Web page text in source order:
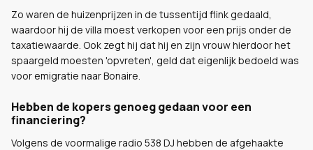
Zo waren de huizenprijzen in de tussentijd flink gedaald,
waardoor hij de villa moest verkopen voor een prijs onder de
taxatiewaarde. Ook zegt hij dat hij en zijn vrouw hierdoor het
spaargeld moesten 'opvreten', geld dat eigenlijk bedoeld was
voor emigratie naar Bonaire.
Hebben de kopers genoeg gedaan voor een
financiering?
Volgens de voormalige radio 538 DJ hebben de afgehaakte